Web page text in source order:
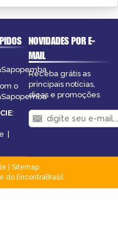
o
:
|
NOVIDADES POR E-
MAIL
Receba grátis as
principais notícias,
dicas e promoções
Sitemap
do EncontraBrasil